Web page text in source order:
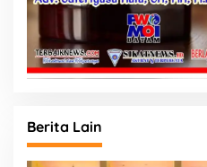
Berita Lain